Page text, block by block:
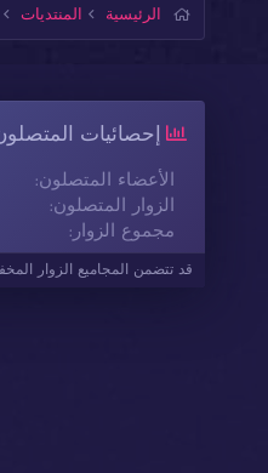
الرئيسية المنتديات
إحصائيات
الأعضاء المتصلون
الزوار المتصلون
مجموع الزوار
قد تتضمن المجاميع الزوار